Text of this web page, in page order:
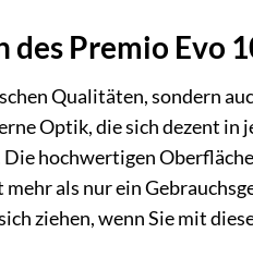
Premio Evo
Qualitäten, sondern
Optik, die sich dezent
hochwertigen
als nur ein
ziehen, wenn Sie mit